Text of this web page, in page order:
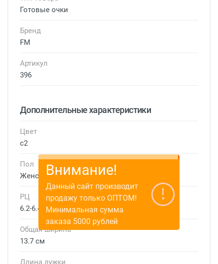
Готовые очки
Бренд
FM
Артикул
396
Дополнительные характеристики
Цвет
с2
Пол
Женские
РЦ
6.2-6.4 см
Общая ширина
13.7 см
Длина дужки
Внимание!
Данный сайт производит
продажу только ОПТОМ!
Минимальная сумма
заказа 5000 рублей